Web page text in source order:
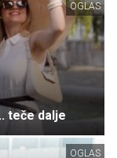
OGLAS
teče dalje
OGLAS